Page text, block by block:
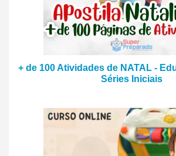
+ de 100 Atividades de NATAL -
Séries Iniciais